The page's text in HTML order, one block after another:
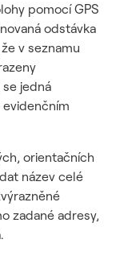
pomocí GPS
odstávka
v seznamu
jedná
orientačních
název celé
zadané adresy,